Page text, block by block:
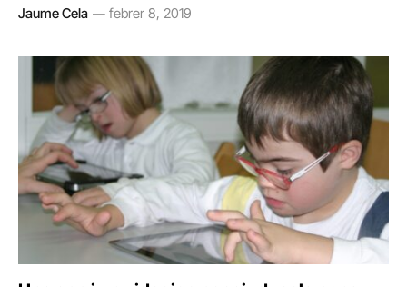
Jaume Cela febrer 8, 2019